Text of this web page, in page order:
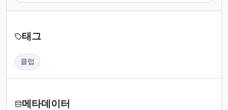
태그
클럽
메타데이터